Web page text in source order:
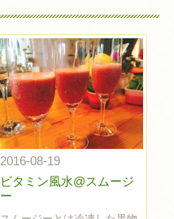
2016-08-19
ビタミン風水@スムージ
ー